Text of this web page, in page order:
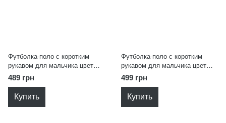
Футболка-поло с коротким
рукавом для мальчика цвет
синий 152
489 грн
Купить
Футболка-поло с коротким
рукавом для мальчика цвет
голубой 152
499 грн
Купить